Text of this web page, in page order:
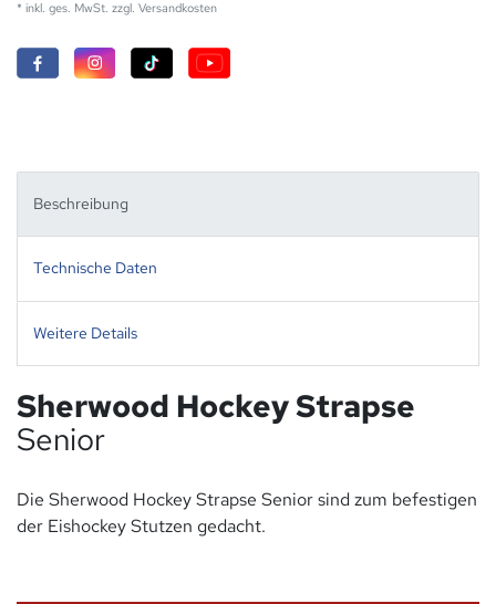
* inkl. ges. MwSt. zzgl. Versandkosten
Beschreibung
Technische Daten
Weitere Details
Sherwood Hockey Strapse
Senior
Die Sherwood Hockey Strapse Senior sind zum befestigen
der Eishockey Stutzen gedacht.